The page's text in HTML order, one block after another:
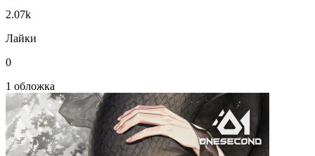
2.07k
Лайки
0
1 обложка